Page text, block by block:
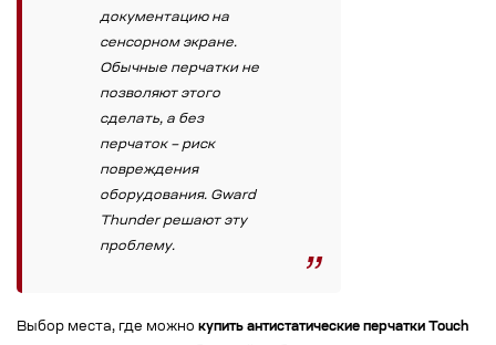
документацию на
сенсорном экране.
Обычные перчатки не
позволяют этого
сделать, а без
перчаток – риск
повреждения
оборудования. Gward
Thunder решают эту
проблему.
Выбор места, где можно купить антистатические перчатки Touch